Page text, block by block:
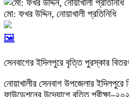
মো: ফখর উদ্দিন, নোয়াখালী প্রতিনিধি
🖼️
সেনবাগের ইদিলপুরে বৃত্তি পুরস্কার
নোয়াখালীর সেনবাগ উপজেলার ইদিলপুরে
ফাউন্ডেশনের উদ্যোগে বৃত্তি